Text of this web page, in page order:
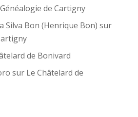
Généalogie de Cartigny
Silva Bon (Henrique Bon) sur
de Bonivard
sur Le Châtelard de